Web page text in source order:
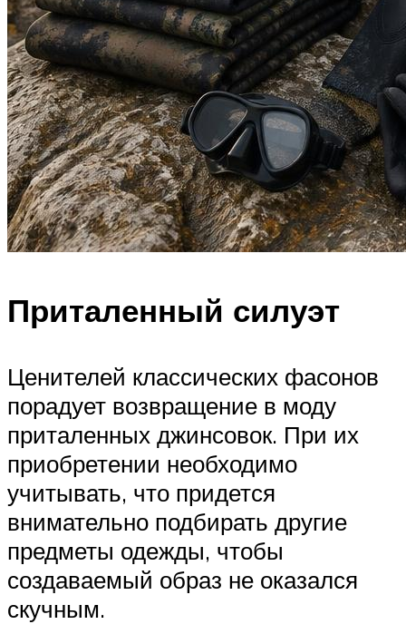
Приталенный силуэт
Ценителей классических фасонов
порадует возвращение в моду
приталенных джинсовок. При их
приобретении необходимо
учитывать, что придется
внимательно подбирать другие
предметы одежды, чтобы
создаваемый образ не оказался
скучным.